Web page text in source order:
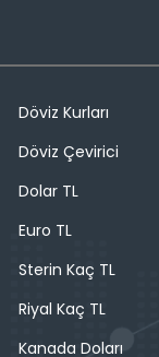
Döviz Kurları
Döviz Çevirici
Dolar TL
Euro TL
Sterin Kaç TL
Riyal Kaç TL
Kanada Doları